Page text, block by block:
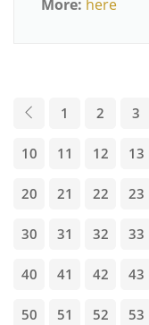
More: here
1 2 3
10 11 12 13
20 21 22 23
30 31 32 33
40 41 42 43
50 51 52 53